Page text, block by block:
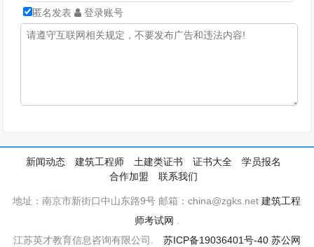
匿名发表 登录账号
新闻动态 建筑工程师 土建类证书 证书大全
学员报名
合作加盟
联系我们
地址：南京市新街口中山东路9号 邮箱：china@zgks.net建筑工程
师考试网
江苏英才教育信息咨询有限公司. 苏ICP备19036401号-40 苏公网